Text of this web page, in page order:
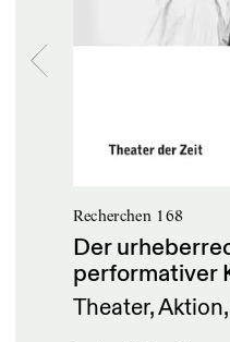
Recherchen 168
Der
performativer
Theater,